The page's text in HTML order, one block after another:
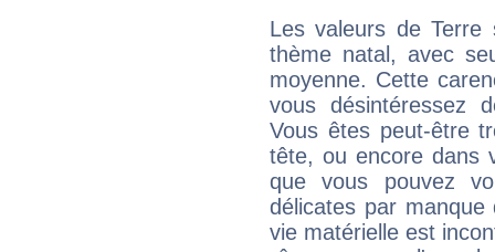
Les valeurs de Terre
thème natal, avec
moyenne. Cette
vous désintéressez
Vous êtes peut-être
tête, ou encore dans
que vous pouvez
délicates par
vie matérielle est